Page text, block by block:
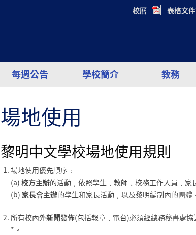
校曆 表格文
每週公告 學校簡介 教務
場地使用
黎明中文學校場地使用規則
場地使用優先順序﹕
(a) 校方主辦的活動﹐依照學生﹑教師﹑校務工作人員﹑家
(b) 家長會主辦的學生和家長活動﹐以及黎明編制內的團體
所有校內外新聞發佈(包括報章﹑電台)必須經總務秘書處
*。